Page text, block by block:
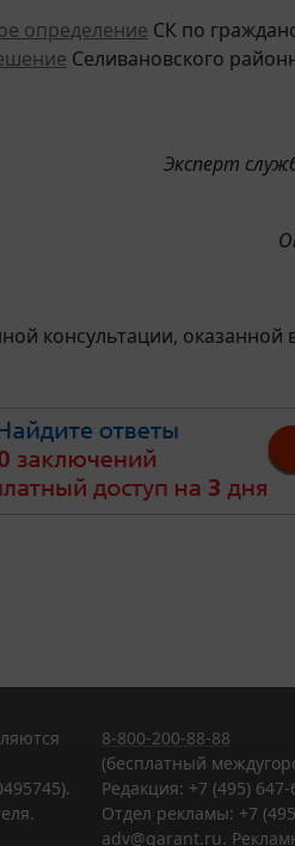
определение СК по
Селивановского
Эксперт
консультации, оказанной
8-800-200-88-88
(бесплатный
Редакция: +7 (495)
Отдел рекламы: +7
adv@garant.ru.